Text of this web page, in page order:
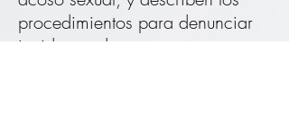
procedimientos para denunciar
incidentes de